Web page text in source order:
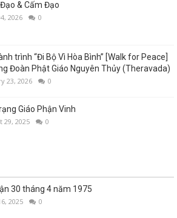
& Cấm Đạo
2026 0
trình “Đi Bộ Vì Hòa Bình” [Walk for Peace]
Đoàn Phật Giáo Nguyên Thủy (Theravada)
23, 2026 0
Giáo Phận Vinh
29, 2025 0
30 tháng 4 năm 1975
2025 0